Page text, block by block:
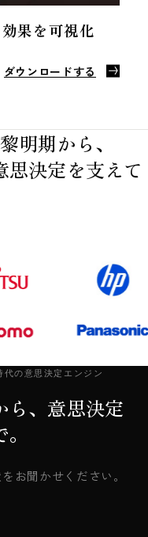
果を可視化
ダウンロードする
明期から、
思決定を支えて
意思決定エンジン
ら、意思決定
お聞かせください。